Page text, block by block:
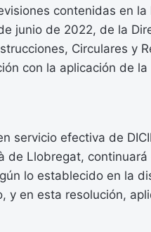
contenidas en la
junio de 2022, de la
Circulares y
con la aplicación de la
servicio efectiva de
de Llobregat,
lo establecido en la
y en esta resolución,